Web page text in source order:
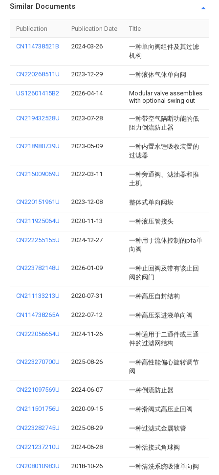
Similar Documents
Publication Publication Date Title
CN114738521B 2024-03-26
一种单向阀组件及其过滤
机构
CN220268511U 2023-12-29 一种液体气体单向阀
US12601415B2 2026-04-14
Modular valve assemblies
with optional swing out
CN219432528U 2023-07-28
一种带空气隔断功能的低
阻力倒流防止器
CN218980739U 2023-05-09
一种内置水锤吸收装置的
过滤器
CN216009069U 2022-03-11
一种旁通阀、滤油器和推
土机
CN220151961U 2023-12-08 整体式单向阀块
CN211925064U 2020-11-13 一种液压管接头
CN222255155U 2024-12-27
一种用于流体控制的pfa单
向阀
CN223782148U 2026-01-09
一种止回阀及带有该止回
阀的阀门
CN211133213U 2020-07-31 一种高压自封结构
CN114738265A 2022-07-12 一种高压泵进液单向阀
CN222056654U 2024-11-26
一种适用于二通件或三通
件的过滤网结构
CN223270700U 2025-08-26
一种高性能偏心旋转调节
阀
CN221097569U 2024-06-07 一种倒流防止器
CN211501756U 2020-09-15 一种滑阀式高压止回阀
CN223282745U 2025-08-29 一种过滤式金属软管
CN221237210U 2024-06-28 一种活接式角球阀
CN208010983U 2018-10-26 一种清洗系统吸液单向阀